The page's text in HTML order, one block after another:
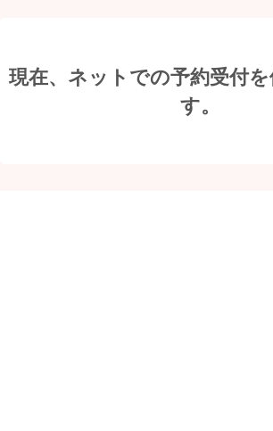
現在、ネットでの予約受付
す。